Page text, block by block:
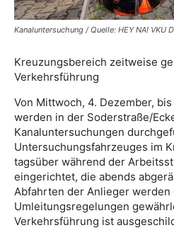
Kanaluntersuchung / Quelle: HEY NA! VKU
Kreuzungsbereich zeitweise
Verkehrsführung
Von Mittwoch, 4. Dezember,
werden in der Soderstraße/
Kanaluntersuchungen
Untersuchungsfahrzeuges im
tagsüber während der
eingerichtet, die abends
Abfahrten der Anlieger werden
Umleitungsregelungen
Verkehrsführung ist